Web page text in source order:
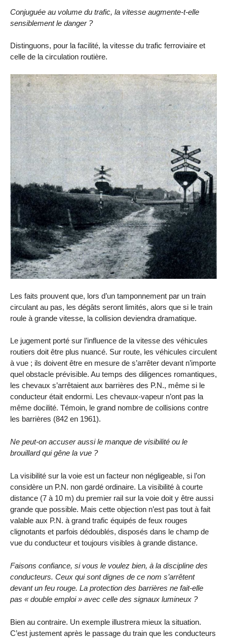
Conjuguée au volume du trafic, la vitesse augmente-t-elle
sensiblement le danger ?
Distinguons, pour la facilité, la vitesse du trafic ferroviaire et
celle de la circulation routière.
Les faits prouvent que, lors d’un tamponnement par un train
circulant au pas, les dégâts seront limités, alors que si le train
roule à grande vitesse, la collision deviendra dramatique.
Le jugement porté sur l’influence de la vitesse des véhicules
routiers doit être plus nuancé. Sur route, les véhicules circulent
à vue ; ils doivent être en mesure de s’arrêter devant n’importe
quel obstacle prévisible. Au temps des diligences romantiques,
les chevaux s’arrêtaient aux barrières des P.N., même si le
conducteur était endormi. Les chevaux-vapeur n’ont pas la
même docilité. Témoin, le grand nombre de collisions contre
les barrières (842 en 1961).
Ne peut-on accuser aussi le manque de visibilité ou le
brouillard qui gêne la vue ?
La visibilité sur la voie est un facteur non négligeable, si l’on
considère un P.N. non gardé ordinaire. La visibilité à courte
distance (7 à 10 m) du premier rail sur la voie doit y être aussi
grande que possible. Mais cette objection n’est pas tout à fait
valable aux P.N. à grand trafic équipés de feux rouges
clignotants et parfois dédoublés, disposés dans le champ de
vue du conducteur et toujours visibles à grande distance.
Faisons confiance, si vous le voulez bien, à la discipline des
conducteurs. Ceux qui sont dignes de ce nom s’arrêtent
devant un feu rouge. La protection des barrières ne fait-elle
pas « double emploi » avec celle des signaux lumineux ?
Bien au contraire. Un exemple illustrera mieux la situation.
C’est justement après le passage du train que les conducteurs